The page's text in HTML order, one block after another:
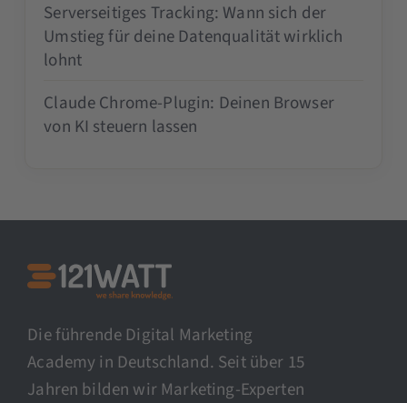
Serverseitiges Tracking: Wann sich der
Umstieg für deine Datenqualität wirklich
lohnt
Claude Chrome-Plugin: Deinen Browser
von KI steuern lassen
Die führende Digital Marketing
Academy in Deutschland. Seit über 15
Jahren bilden wir Marketing-Experten